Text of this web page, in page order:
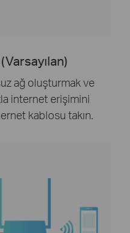
ağ oluşturmak ve
internet erişimini
kablosu takın.